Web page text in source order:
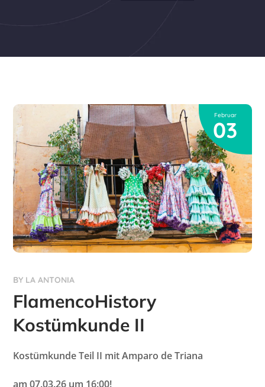
Februar
03
BY LA ANTONIA
FlamencoHistory
Kostümkunde II
Kostümkunde Teil II mit Amparo de Triana
am 07.03.26 um 16:00!